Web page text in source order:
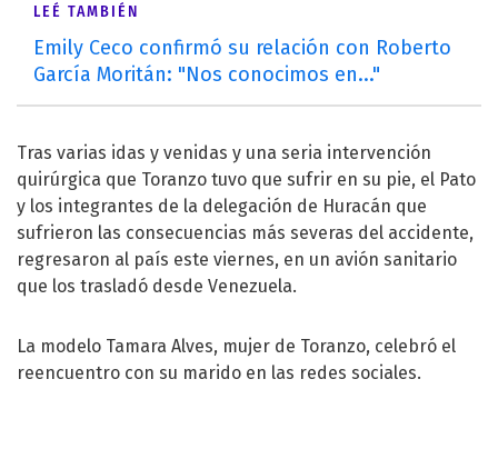
LEÉ TAMBIÉN
Emily Ceco confirmó su relación con Roberto
García Moritán: "Nos conocimos en..."
Tras varias idas y venidas y una seria intervención
quirúrgica que Toranzo tuvo que sufrir en su pie, el Pato
y los integrantes de la delegación de Huracán que
sufrieron las consecuencias más severas del accidente,
regresaron al país este viernes, en un avión sanitario
que los trasladó desde Venezuela.
La modelo Tamara Alves, mujer de Toranzo, celebró el
reencuentro con su marido en las redes sociales.